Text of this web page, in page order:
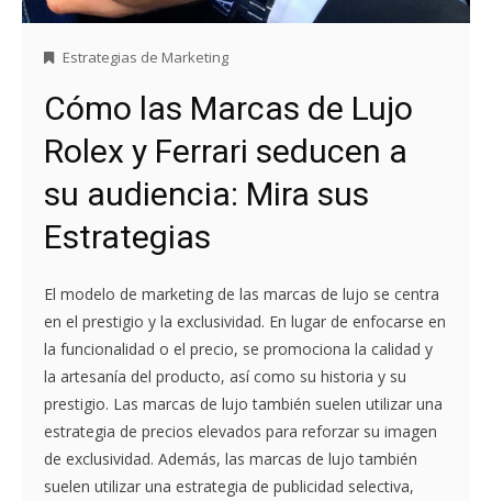
Estrategias de Marketing
Cómo las Marcas de Lujo
Rolex y Ferrari seducen a
su audiencia: Mira sus
Estrategias
El modelo de marketing de las marcas de lujo se centra
en el prestigio y la exclusividad. En lugar de enfocarse en
la funcionalidad o el precio, se promociona la calidad y
la artesanía del producto, así como su historia y su
prestigio. Las marcas de lujo también suelen utilizar una
estrategia de precios elevados para reforzar su imagen
de exclusividad. Además, las marcas de lujo también
suelen utilizar una estrategia de publicidad selectiva,